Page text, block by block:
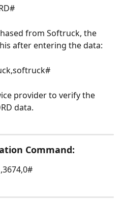
from Softruck, the
after entering the data:
provider to verify the
data.
Command: